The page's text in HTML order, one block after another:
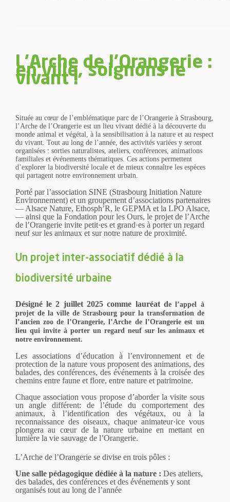
L'Arche de l'Orangerie :
en ville, soignons le
vivant !
Située au cœur de l’emblématique parc de l’Orangerie à Strasbourg,
l’Arche de l’Orangerie est un lieu vivant dédié à la découverte du
monde animal et végétal, à la sensibilisation à la nature et au respect
du vivant. Tout au long de l’année, des activités variées y seront
organisées : sorties naturalistes, ateliers, conférences, animations
familiales et événements thématiques. Ces actions permettent
d’explorer la biodiversité locale et de mieux connaître les espèces
qui partagent notre environnement urbain.
Porté par l’association SINE (Strasbourg Initiation Nature
Environnement) et un groupement d’associations partenaires
— Alsace Nature, Ethosph’R, le GEPMA et la LPO Alsace,
— ainsi que la Fondation pour les Ours, le projet de l’Arche
de l’Orangerie invite petit·es et grand·es à porter un regard
neuf sur les animaux et sur notre nature de proximité.
Un projet inter-associatif dédié à la
biodiversité urbaine
Désigné le 2 juillet 2025 comme lauréat de l’appel à
projet de la ville de Strasbourg pour la transformation de
l’ancien zoo de l’Orangerie, l’Arche de l’Orangerie est un
lieu qui invite à porter un regard neuf sur les animaux et
notre environnement.
Les associations d’éducation à l’environnement et de
protection de la nature vous proposent des animations, des
balades, des conférences, des événements à la croisée des
chemins entre faune et flore, entre nature et patrimoine.
Chaque association vous propose d’aborder la visite sous
un angle différent: de l’étude du comportement des
animaux, à l’identification des végétaux, ou à la
reconnaissance des oiseaux, chaque animateur·ice vous
plongera au cœur de la nature urbaine en mettant en
lumière la vie sauvage de l’Orangerie.
L’Arche de l’Orangerie se divise en trois pôles :
Une salle pédagogique dédiée à la nature : Des ateliers,
des balades, des conférences et des événements y sont
organisés tout au long de l’année